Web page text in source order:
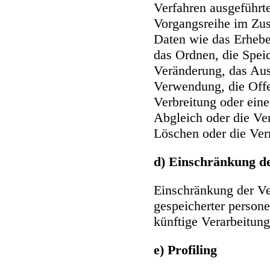
Verfahren
Vorgangsreihe im
Daten wie das
das Ordnen, die
Veränderung, das
Verwendung, die
Verbreitung oder
Abgleich oder die
Löschen oder die
d) Einschränkung
Einschränkung der
gespeicherter
künftige
e) Profiling